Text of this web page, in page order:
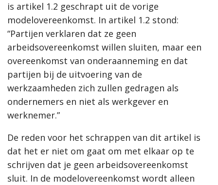
is artikel 1.2 geschrapt uit de vorige
modelovereenkomst. In artikel 1.2 stond:
“Partijen verklaren dat ze geen
arbeidsovereenkomst willen sluiten, maar een
overeenkomst van onderaanneming en dat
partijen bij de uitvoering van de
werkzaamheden zich zullen gedragen als
ondernemers en niet als werkgever en
werknemer.”
De reden voor het schrappen van dit artikel is
dat het er niet om gaat om met elkaar op te
schrijven dat je geen arbeidsovereenkomst
sluit. In de modelovereenkomst wordt alleen